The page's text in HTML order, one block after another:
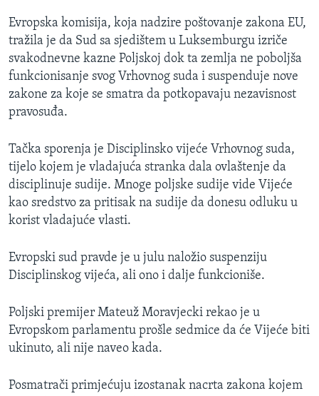
Evropska komisija, koja nadzire poštovanje zakona EU,
tražila je da Sud sa sjedištem u Luksemburgu izriče
svakodnevne kazne Poljskoj dok ta zemlja ne poboljša
funkcionisanje svog Vrhovnog suda i suspenduje nove
zakone za koje se smatra da potkopavaju nezavisnost
pravosuđa.
Tačka sporenja je Disciplinsko vijeće Vrhovnog suda,
tijelo kojem je vladajuća stranka dala ovlaštenje da
disciplinuje sudije. Mnoge poljske sudije vide Vijeće
kao sredstvo za pritisak na sudije da donesu odluku u
korist vladajuće vlasti.
Evropski sud pravde je u julu naložio suspenziju
Disciplinskog vijeća, ali ono i dalje funkcioniše.
Poljski premijer Mateuž Moravjecki rekao je u
Evropskom parlamentu prošle sedmice da će Vijeće biti
ukinuto, ali nije naveo kada.
Posmatrači primjećuju izostanak nacrta zakona kojem